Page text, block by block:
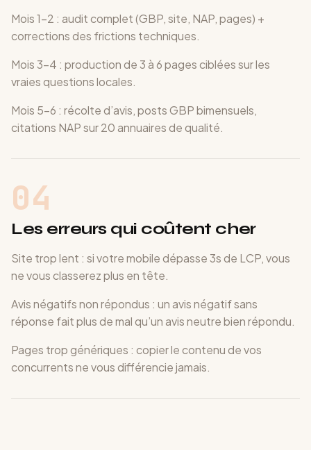
Mois 1-2 : audit complet (GBP, site, NAP, pages) +
corrections des frictions techniques.
Mois 3-4 : production de 3 à 6 pages ciblées sur les
vraies questions locales.
Mois 5-6 : récolte d’avis, posts GBP bimensuels,
citations NAP sur 20 annuaires de qualité.
04
Les erreurs qui coûtent cher
Site trop lent : si votre mobile dépasse 3s de LCP, vous
ne vous classerez plus en tête.
Avis négatifs non répondus : un avis négatif sans
réponse fait plus de mal qu’un avis neutre bien répondu.
Pages trop génériques : copier le contenu de vos
concurrents ne vous différencie jamais.